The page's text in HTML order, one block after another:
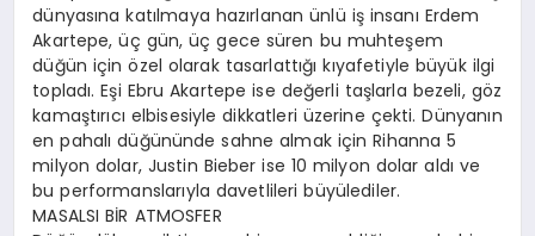
dünyasına katılmaya hazırlanan ünlü iş insanı Erdem
Akartepe, üç gün, üç gece süren bu muhteşem
düğün için özel olarak tasarlattığı kıyafetiyle büyük ilgi
topladı. Eşi Ebru Akartepe ise değerli taşlarla bezeli, göz
kamaştırıcı elbisesiyle dikkatleri üzerine çekti. Dünyanın
en pahalı düğününde sahne almak için Rihanna 5
milyon dolar, Justin Bieber ise 10 milyon dolar aldı ve
bu performanslarıyla davetlileri büyülediler.
MASALSI BİR ATMOSFER